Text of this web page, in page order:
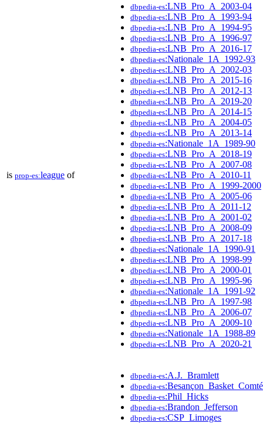
is prop-es:league of
dbpedia-es:LNB_Pro_A_2003-04
dbpedia-es:LNB_Pro_A_1993-94
dbpedia-es:LNB_Pro_A_1994-95
dbpedia-es:LNB_Pro_A_1996-97
dbpedia-es:LNB_Pro_A_2016-17
dbpedia-es:Nationale_1A_1992-93
dbpedia-es:LNB_Pro_A_2002-03
dbpedia-es:LNB_Pro_A_2015-16
dbpedia-es:LNB_Pro_A_2012-13
dbpedia-es:LNB_Pro_A_2019-20
dbpedia-es:LNB_Pro_A_2014-15
dbpedia-es:LNB_Pro_A_2004-05
dbpedia-es:LNB_Pro_A_2013-14
dbpedia-es:Nationale_1A_1989-90
dbpedia-es:LNB_Pro_A_2018-19
dbpedia-es:LNB_Pro_A_2007-08
dbpedia-es:LNB_Pro_A_2010-11
dbpedia-es:LNB_Pro_A_1999-2000
dbpedia-es:LNB_Pro_A_2005-06
dbpedia-es:LNB_Pro_A_2011-12
dbpedia-es:LNB_Pro_A_2001-02
dbpedia-es:LNB_Pro_A_2008-09
dbpedia-es:LNB_Pro_A_2017-18
dbpedia-es:Nationale_1A_1990-91
dbpedia-es:LNB_Pro_A_1998-99
dbpedia-es:LNB_Pro_A_2000-01
dbpedia-es:LNB_Pro_A_1995-96
dbpedia-es:Nationale_1A_1991-92
dbpedia-es:LNB_Pro_A_1997-98
dbpedia-es:LNB_Pro_A_2006-07
dbpedia-es:LNB_Pro_A_2009-10
dbpedia-es:Nationale_1A_1988-89
dbpedia-es:LNB_Pro_A_2020-21
dbpedia-es:A.J._Bramlett
dbpedia-es
dbpedia-es:Phil_Hicks
dbpedia-es:Brandon_Jefferson
dbpedia-es:CSP_Limoges